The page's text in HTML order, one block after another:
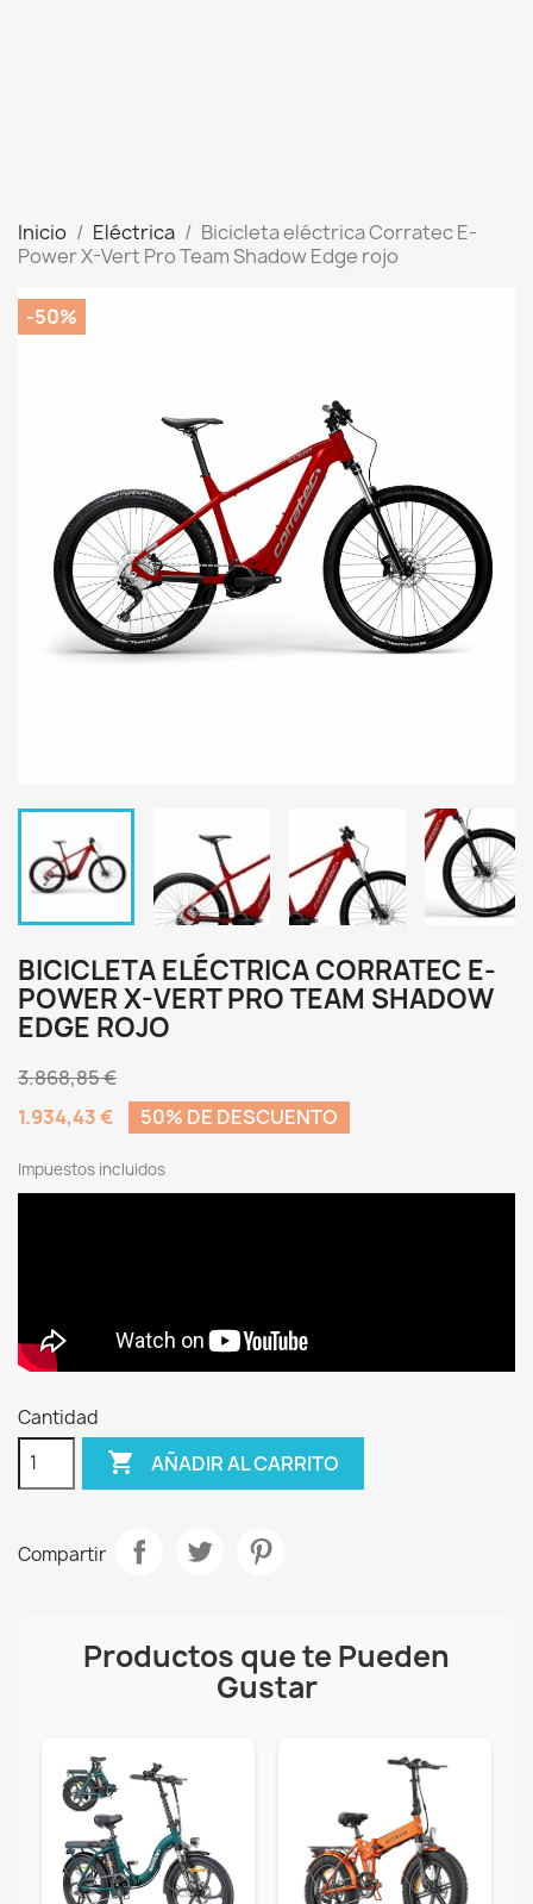
Inicio Eléctrica
Bicicleta eléctrica Corratec E-
Power X-Vert Pro Team Shadow Edge rojo
-50%
BICICLETA ELÉCTRICA CORRATEC E-
POWER X-VERT PRO TEAM SHADOW
EDGE ROJO
3.868,85 €
1.934,43 €
50% DE DESCUENTO
Impuestos incluidos
Cantidad
 AÑADIR AL CARRITO
Compartir
Productos que te Pueden
Gustar